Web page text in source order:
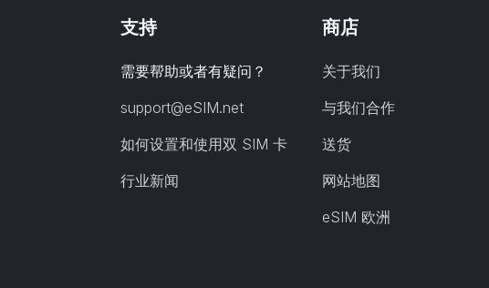
支持
需要帮助或者有疑问？
support@eSIM.net
如何设置和使用双 SIM 卡
行业新闻
商店
关于我们
与我们合作
送货
网站地图
eSIM 欧洲